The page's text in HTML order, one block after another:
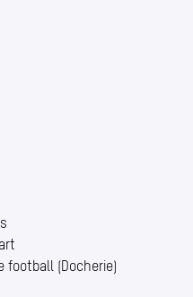
football (Docherie)